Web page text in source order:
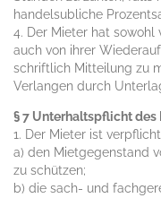
handelsubliche
4. Der Mieter hat
auch von ihrer
schriftlich Mitteilung zu
Verlangen durch
§ 7 Unterhaltspflicht des
1. Der Mieter ist
a) den Mietgegenstand
zu schützen;
b) die sach- und